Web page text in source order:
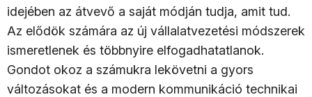
idejében az átvevő a saját módján tudja, amit tud.
Az elődök számára az új vállalatvezetési módszerek
ismeretlenek és többnyire elfogadhatatlanok.
Gondot okoz a számukra lekövetni a gyors
változásokat és a modern kommunikáció technikai